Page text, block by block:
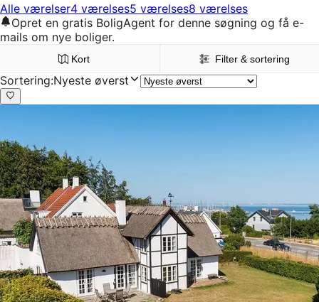
Alle værelser4 værelses5 værelses8 værelses
Opret en gratis BoligAgent for denne søgning og få e-
mails om nye boliger.
Kort Filter & sortering
Sortering:Nyeste øverst